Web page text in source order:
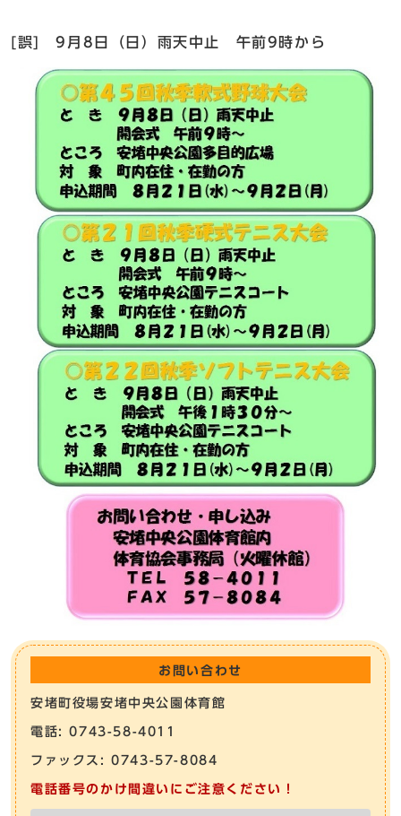
[誤] 9月8日（日）雨天中止 午前9時から
お問い合わせ
安堵町役場安堵中央公園体育館
電話: 0743-58-4011
ファックス: 0743-57-8084
電話番号のかけ間違いにご注意ください！